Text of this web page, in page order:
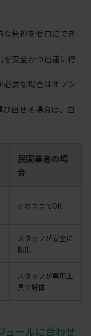
負担をゼロにでき
安全かつ迅速に行
要な場合はオプシ
出せる場合は、自
民間業者の場
合
そのままでOK
スタッフが安全に
搬出
スタッフが専用工
具で解体
ュールに合わせ